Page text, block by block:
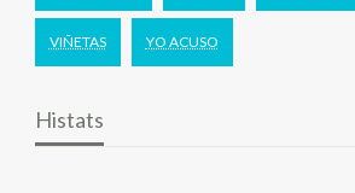
VIÑETAS YO ACUSO
Histats